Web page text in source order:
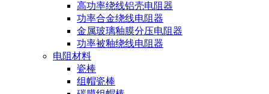
高功率绕线铝壳电阻器
功率合金绕线电阻器
金属玻璃釉膜分压电阻器
功率被釉绕线电阻器
电阻材料
瓷棒
组帽瓷棒